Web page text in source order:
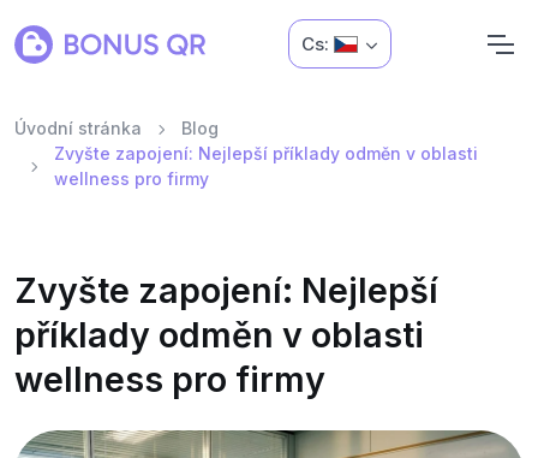
Cs:
Úvodní stránka
Blog
Zvyšte zapojení: Nejlepší příklady odměn v oblasti
wellness pro firmy
Zvyšte zapojení: Nejlepší
příklady odměn v oblasti
wellness pro firmy